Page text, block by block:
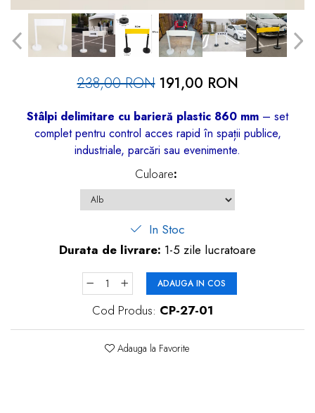
dopuri de urechi
Produse îngrijire copii
Igiena copii
238,00 RON 191,00 RON
Stâlpi delimitare cu barieră plastic 860 mm – set
complet pentru control acces rapid în spații publice,
industriale, parcări sau evenimente.
Culoare:
In Stoc
Durata de livrare: 1-5 zile lucratoare
ADAUGA IN COS
Cod Produs: CP-27-01
Adauga la Favorite